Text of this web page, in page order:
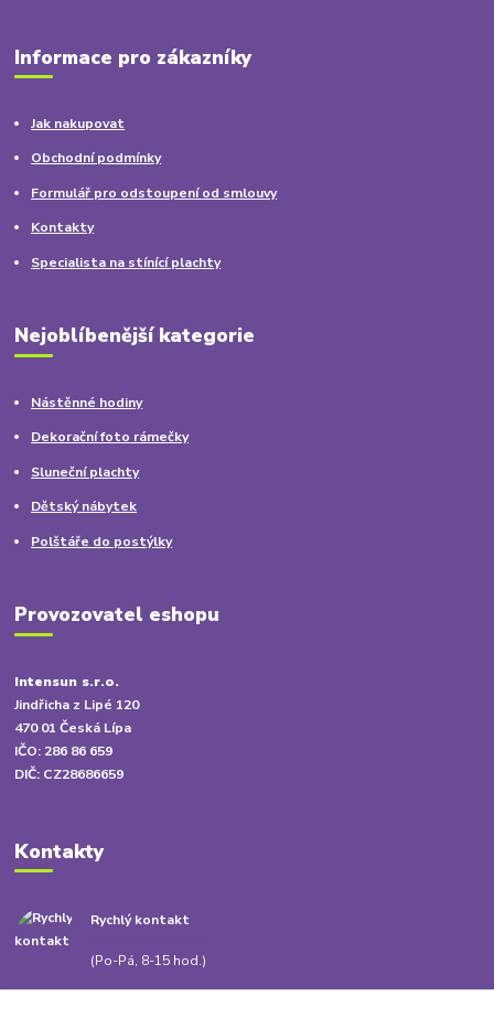
Informace pro zákazníky
Jak nakupovat
Obchodní podmínky
Formulář pro odstoupení od smlouvy
Kontakty
Specialista na stínící plachty
Nejoblíbenější kategorie
Nástěnné hodiny
Dekorační foto rámečky
Sluneční plachty
Dětský nábytek
Polštáře do postýlky
Provozovatel eshopu
Intensun s.r.o.
Jindřicha z Lipé 120
470 01 Česká Lípa
IČO: 286 86 659
DIČ: CZ28686659
Kontakty
Rychlý kontakt
(Po-Pá, 8-15 hod.)